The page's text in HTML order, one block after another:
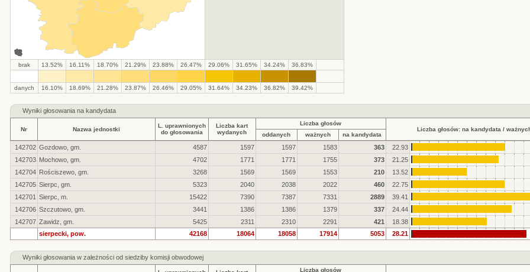
brak 13.52% 16.11% 18.70% 21.29% 23.88% 26.47% 29.06% 31.65% 34.24% 36.83%
danych 16.10% 18.69% 21.28% 23.87% 26.46% 29.05% 31.64% 34.23% 36.82% 39.42%
Wyniki głosowania na kandydata
Nr Nazwa jednostki
L. uprawnionych
do głosowania
Liczba kart
wydanych
Liczba głosów
Liczba głosów: na kandydata /
oddanych
ważnych na kandydata
142702 Gozdowo, gm. 4587 1597 1597 1583 363
22.93
142703 Mochowo, gm. 4702 1771 1771 1755 373
21.25
142704 Rościszewo, gm. 3268 1569 1569 1553 210
13.52
142705 Sierpc, gm. 5323 2040 2038 2022 460
22.75
142701 Sierpc, m. 15422 7390 7387 7331 2889
39.41
142706 Szczutowo, gm. 3441 1386 1386 1379 337
24.44
142707 Zawidz, gm. 5425 2311 2310 2291 421
18.38
sierpecki, pow.
42168 18064 18058 17914 5053 28.21
Wyniki głosowania w zależności od siedziby komisji obwodowej
Liczba głosów